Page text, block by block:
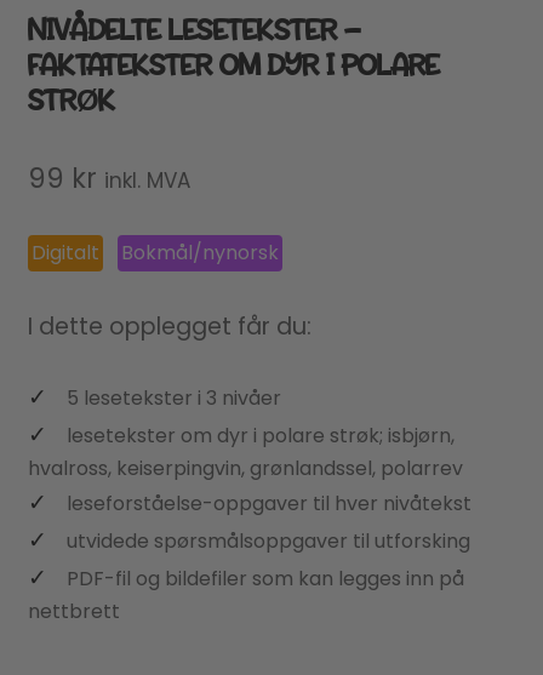
NIVÅDELTE LESETEKSTER –
FAKTATEKSTER OM DYR I POLARE
STRØK
99 kr inkl. MVA
Digitalt Bokmål/nynorsk
I dette opplegget får du:
5 lesetekster i 3 nivåer
lesetekster om dyr i polare strøk; isbjørn,
hvalross, keiserpingvin, grønlandssel, polarrev
leseforståelse-oppgaver til hver nivåtekst
utvidede spørsmålsoppgaver til utforsking
PDF-fil og bildefiler som kan legges inn på
nettbrett